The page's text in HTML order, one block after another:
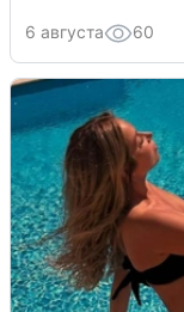
6 августа 60